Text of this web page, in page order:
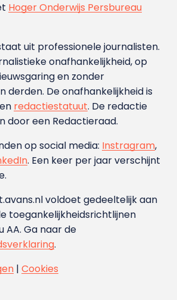
Hoger Onderwijs Persbureau
uit professionele journalisten.
onafhankelijkheid, op
en zonder
derden. De onafhankelijkheid is
redactiestatuut. De redactie
door een Redactieraad.
op social media: Instragram,
. Een keer per jaar verschijnt
voldoet gedeeltelijk aan
toegankelijkheidsrichtlijnen
AA. Ga naar de
.
| Cookies